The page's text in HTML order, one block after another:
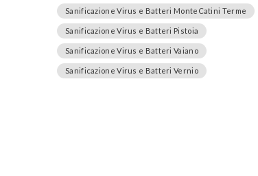
Sanificazione Virus e Batteri MonteCatini Terme
Sanificazione Virus e Batteri Pistoia
Sanificazione Virus e Batteri Vaiano
Sanificazione Virus e Batteri Vernio